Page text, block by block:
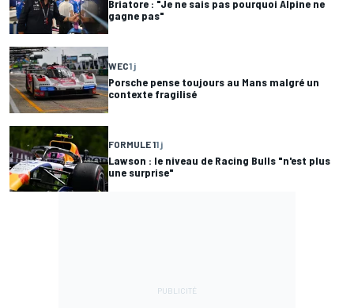
Briatore : "Je ne sais pas pourquoi Alpine ne
gagne pas"
WEC1 j
Porsche pense toujours au Mans malgré un
contexte fragilisé
FORMULE 11 j
Lawson : le niveau de Racing Bulls "n'est plus
une surprise"